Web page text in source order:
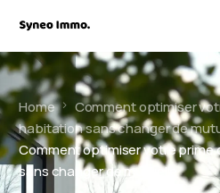
Home
Comment optimiser
habitation sans changer de
Comment optimiser votre prime
sans changer de mutuelle